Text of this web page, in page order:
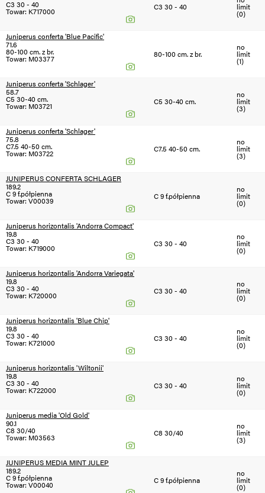
C3 30 - 40
Towar: K717000 C3 30 - 40 limit
(0)
Juniperus conferta 'Blue Pacific'
71.6
80-100 cm. z br.
Towar: M03377 80-100 cm. z br.
no
limit
(1)
Juniperus conferta 'Schlager'
58.7
C5 30-40 cm.
Towar: M03721 C5 30-40 cm.
no
limit
(3)
Juniperus conferta 'Schlager'
75.8
C7.5 40-50 cm.
Towar: M03722 C7.5 40-50 cm.
no
limit
(3)
JUNIPERUS CONFERTA SCHLAGER
189.2
C 9 f.półpienna
Towar: V00039 C 9 f.półpienna
no
limit
(0)
Juniperus horizontalis 'Andorra Compact'
19.8
C3 30 - 40
Towar: K719000 C3 30 - 40
no
limit
(0)
Juniperus horizontalis 'Andorra Variegata'
19.8
C3 30 - 40
Towar: K720000 C3 30 - 40
no
limit
(0)
Juniperus horizontalis 'Blue Chip'
19.8
C3 30 - 40
Towar: K721000 C3 30 - 40
no
limit
(0)
Juniperus horizontalis 'Wiltonii'
19.8
C3 30 - 40
Towar: K722000 C3 30 - 40
no
limit
(0)
Juniperus media 'Old Gold'
90.1
C8 30/40
Towar: M03563 C8 30/40
no
limit
(3)
JUNIPERUS MEDIA MINT JULEP
189.2
C 9 f.półpienna
Towar: V00040 C 9 f.półpienna
no
limit
(0)